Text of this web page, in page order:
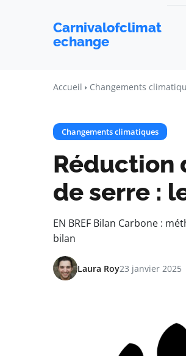
Carnivalofclimat
echange
Accueil Changements
Changements climatiques
Réduction
de serre :
EN BREF Bilan Carbone :
bilan
Laura Roy23 janvier 2025